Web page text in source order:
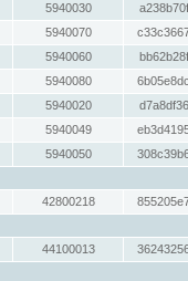
5940030
5940070
5940060
5940080
5940020
5940049
5940050
42800218
44100013